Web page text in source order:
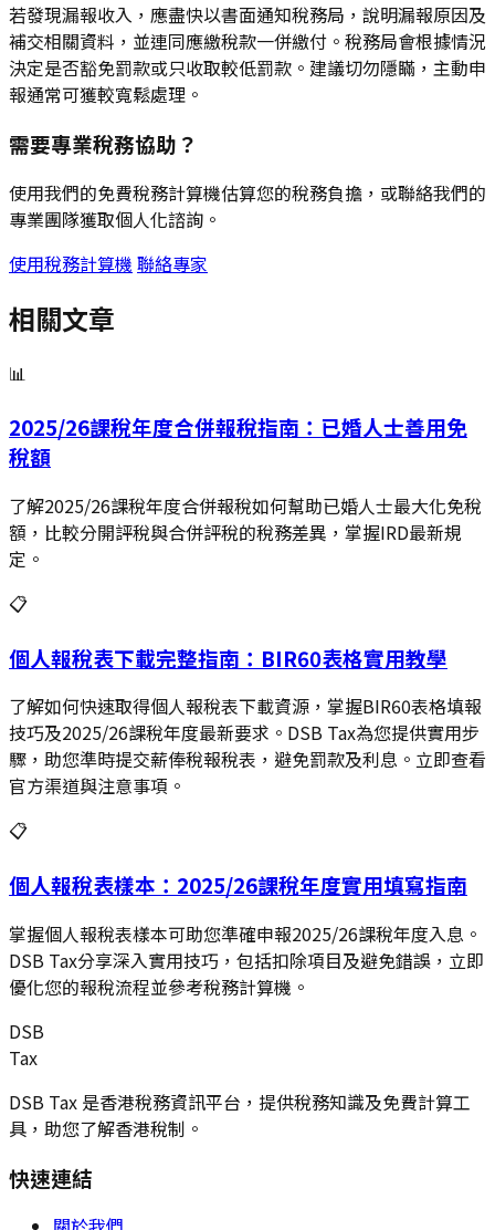
若發現漏報收入，應盡快以書面通知稅務局，說明漏報原因及
補交相關資料，並連同應繳稅款一併繳付。稅務局會根據情況
決定是否豁免罰款或只收取較低罰款。建議切勿隱瞞，主動申
報通常可獲較寬鬆處理。
需要專業稅務協助？
使用我們的免費稅務計算機估算您的稅務負擔，或聯絡我們的
專業團隊獲取個人化諮詢。
使用稅務計算機 聯絡專家
相關文章
📊
2025/26課稅年度合併報稅指南：已婚人士善用免
稅額
了解2025/26課稅年度合併報稅如何幫助已婚人士最大化免稅
額，比較分開評稅與合併評稅的稅務差異，掌握IRD最新規
定。
📋
個人報稅表下載完整指南：BIR60表格實用教學
了解如何快速取得個人報稅表下載資源，掌握BIR60表格填報
技巧及2025/26課稅年度最新要求。DSB Tax為您提供實用步
驟，助您準時提交薪俸稅報稅表，避免罰款及利息。立即查看
官方渠道與注意事項。
📋
個人報稅表樣本：2025/26課稅年度實用填寫指南
掌握個人報稅表樣本可助您準確申報2025/26課稅年度入息。
DSB Tax分享深入實用技巧，包括扣除項目及避免錯誤，立即
優化您的報稅流程並參考稅務計算機。
DSB
Tax
DSB Tax 是香港稅務資訊平台，提供稅務知識及免費計算工
具，助您了解香港稅制。
快速連結